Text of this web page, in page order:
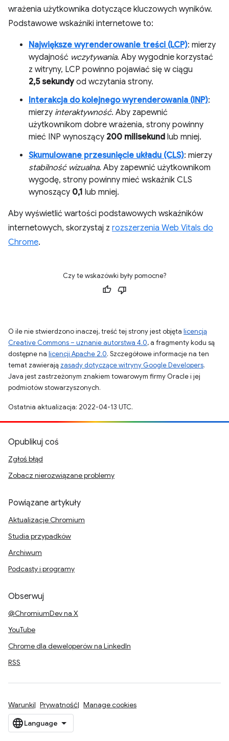
wrażenia użytkownika dotyczące kluczowych wyników.
Podstawowe wskaźniki internetowe to:
Największe wyrenderowanie treści (LCP): mierzy
wydajność wczytywania. Aby wygodnie korzystać
z witryny, LCP powinno pojawiać się w ciągu
2,5 sekundyod wczytania strony.
Interakcja do kolejnego wyrenderowania (INP):
mierzy interaktywność. Aby zapewnić
użytkownikom dobre wrażenia, strony powinny
mieć INP wynoszący 200 milisekund lub mniej.
Skumulowane przesunięcie układu (CLS): mierzy
stabilność wizualna. Aby zapewnić użytkownikom
wygodę, strony powinny mieć wskaźnik CLS
wynoszący 0,1 lub mniej.
Aby wyświetlić wartości podstawowych wskaźników
internetowych, skorzystaj z rozszerzenia Web Vitals do
Chrome.
Czy te wskazówki były pomocne?
O ile nie stwierdzono inaczej, treść tej strony jest objęta licencją
Creative Commons – uznanie autorstwa 4.0, a fragmenty kodu są
dostępne na licencji Apache 2.0. Szczegółowe informacje na ten
temat zawierają zasady dotyczące witryny Google Developers.
Java jest zastrzeżonym znakiem towarowym firmy Oracle i jej
podmiotów stowarzyszonych.
Ostatnia aktualizacja: 2022-04-13 UTC.
Opublikuj coś
Zgłoś błąd
Zobacz nierozwiązane problemy
Powiązane artykuły
Aktualizacje Chromium
Studia przypadków
Archiwum
Podcasty i programy
Obserwuj
@ChromiumDev na X
YouTube
Chrome dla deweloperów na LinkedIn
RSS
Warunki Prywatność Manage cookies